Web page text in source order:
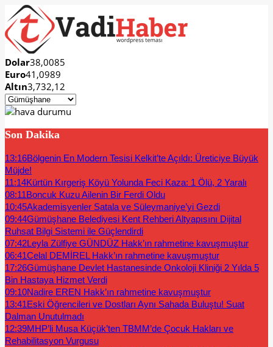
Dolar38,0085
Euro41,0989
Altın3,732,12
Son Dakika
13:16Bölgenin En Modern Tesisi Kelkit’te Açıldı: Üreticiye Büyük
Müjde!
11:14Kürtün Kırgeriş Köyü Yolunda Feci Kaza: 1 Ölü, 2 Yaralı
08:11Boncuk Kuzu Ailenin Bir Ferdi Oldu
10:45Akademisyenler Satala ve Süleymaniye’yi Gezdi
09:44Gümüşhane Belediyesi Kent Rehberi Altyapısını Dijital
Ruhsat Bilgi Sistemi ile Güçlendirdi
07:42Leyla Zülfiye GÜNDÜZ Hakk’ın rahmetine kavuşmuştur
06:41Celal DEMİREL Hakk’ın rahmetine kavuşmuştur
17:26Gümüşhane Devlet Hastanesinde Onkoloji Kliniği 2 Yılda 5
Bin Hastaya Hizmet Verdi
09:10Nadire EREN Hakk’ın rahmetine kavuşmuştur
13:41Eski Öğrencileri ve Dostları Aynı Sahada Buluştu! Suat
Dalman Unutulmadı
12:39MHP’li Musa Küçük’ten TBMM’de Çocuk Hakları ve
Rehabilitasyon Vurgusu